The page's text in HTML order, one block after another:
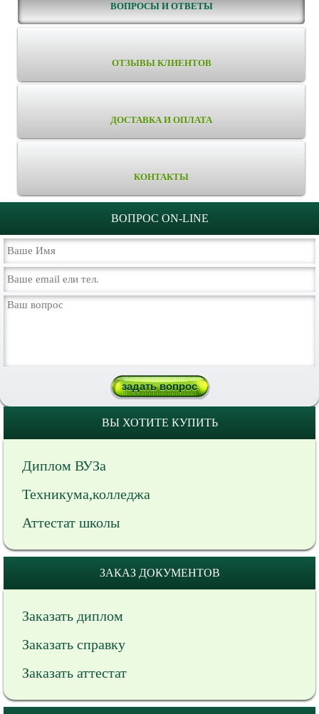
ВОПРОСЫ И ОТВЕТЫ
ОТЗЫВЫ КЛИЕНТОВ
ДОСТАВКА И ОПЛАТА
КОНТАКТЫ
ВОПРОС ON-LINE
ВЫ ХОТИТЕ КУПИТЬ
Диплом ВУЗа
Техникума,колледжа
Аттестат школы
ЗАКАЗ ДОКУМЕНТОВ
Заказать диплом
Заказать справку
Заказать аттестат